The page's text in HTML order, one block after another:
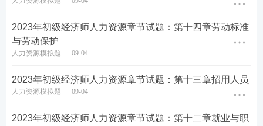
查看答案
初级经济师备考交流群
添加初级经济师学霸君企业微信，拉你进备考刷题
群，在考试的各阶段，全程陪伴你备考。
2023年初级经济师人力资源章节试题：第十四章劳动标准
与劳动保护
人力资源模拟题 09-04
2023年初级经济师人力资源章节试题：第十三章招用人员
人力资源模拟题 09-04
2023年初级经济师人力资源章节试题：第十二章就业与职